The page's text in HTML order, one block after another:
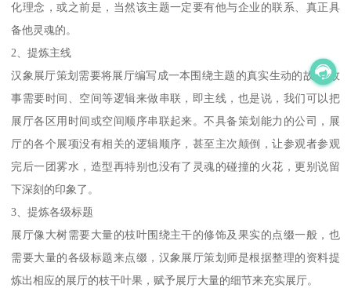
化理念，或之前是，当然该主题一定要有他与企业的联系、真正具
备他灵魂的。
2、提炼主线
汉象展厅策划需要将展厅编写成一本围绕主题的真实生动的故事,故
事需要时间、空间等逻辑来做串联，即主线，也是说，我们可以把
展厅各区用时间或空间顺序串联起来。不具备策划能力的公司，展
厅的各个展项没有相关的逻辑顺序，甚至主次颠倒，让参观者参观
完后一团雾水，造型再特别也没有了灵魂的碰撞的火花，更别说留
下深刻的印象了。
3、提炼各级标题
展厅像大树需要大量的枝叶围绕主干的修饰及果实的点缀一般，也
需要大量的各级标题来点缀，汉象展厅策划师是根据整理的资料提
炼出相应的展厅的枝干叶果，赋予展厅大量的细节来充实展厅。